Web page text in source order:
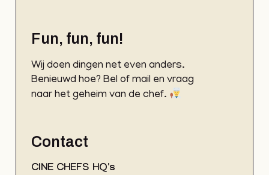
Fun, fun, fun!
Wij doen dingen net even anders.
Benieuwd hoe? Bel of mail en vraag
naar het geheim van de chef.
Contact
CINE CHEFS HQ's